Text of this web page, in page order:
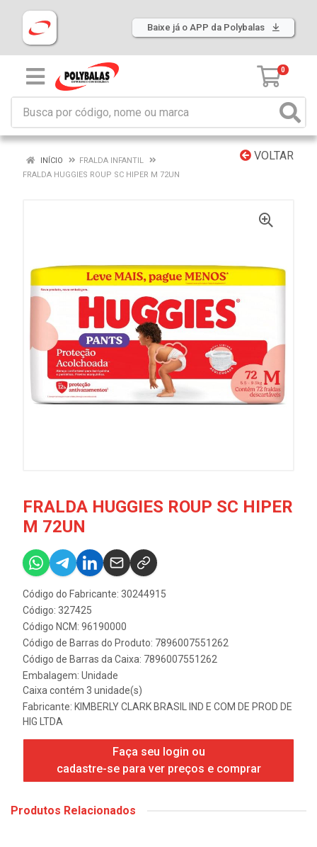
Baixe já o APP da Polybalas
0
VOLTAR
INÍCIO
FRALDA INFANTIL
FRALDA HUGGIES ROUP SC HIPER M 72UN
FRALDA HUGGIES ROUP SC HIPER
M 72UN
Código do Fabricante: 30244915
Código: 327425
Código NCM: 96190000
Código de Barras do Produto: 7896007551262
Código de Barras da Caixa: 7896007551262
Embalagem: Unidade
Caixa contém 3 unidade(s)
Fabricante: KIMBERLY CLARK BRASIL IND E COM DE PROD DE
HIG LTDA
Faça seu login ou
cadastre-se para ver preços e comprar
Produtos Relacionados